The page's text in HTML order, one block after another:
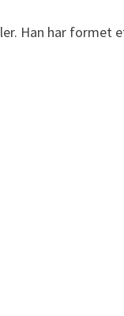
Han har formet